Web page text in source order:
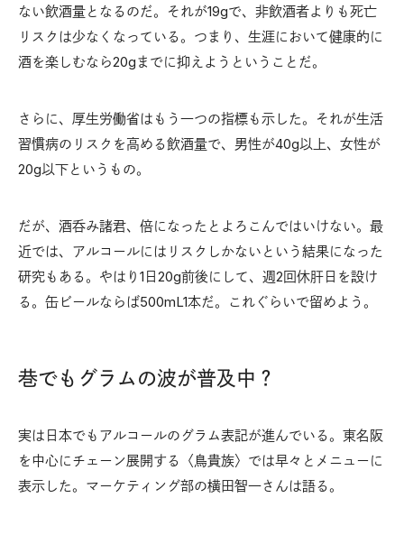
ない飲酒量となるのだ。それが19gで、非飲酒者よりも死亡
リスクは少なくなっている。つまり、生涯において健康的に
酒を楽しむなら20gまでに抑えようということだ。
さらに、厚生労働省はもう一つの指標も示した。それが生活
習慣病のリスクを高める飲酒量で、男性が40g以上、女性が
20g以下というもの。
だが、酒呑み諸君、倍になったとよろこんではいけない。最
近では、アルコールにはリスクしかないという結果になった
研究もある。やはり1日20g前後にして、週2回休肝日を設け
る。缶ビールならば500mL1本だ。これぐらいで留めよう。
巷でもグラムの波が普及中？
実は日本でもアルコールのグラム表記が進んでいる。東名阪
を中心にチェーン展開する〈鳥貴族〉では早々とメニューに
表示した。マーケティング部の横田智一さんは語る。